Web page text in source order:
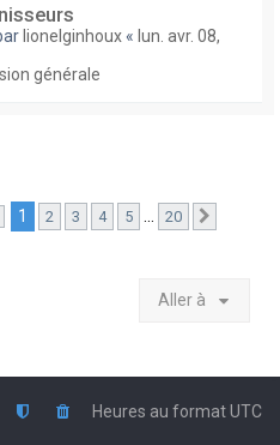
lionelginhoux « lun. avr. 08,
générale
Page sur20
1 2 3 4 5 … 20
Aller à
Heures au formatUTC